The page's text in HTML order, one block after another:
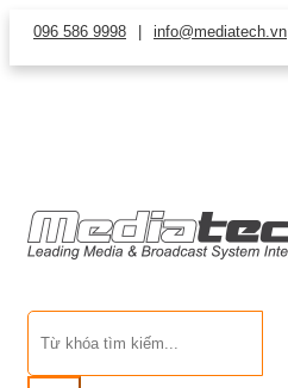
096 586 9998 info@mediatech.vn